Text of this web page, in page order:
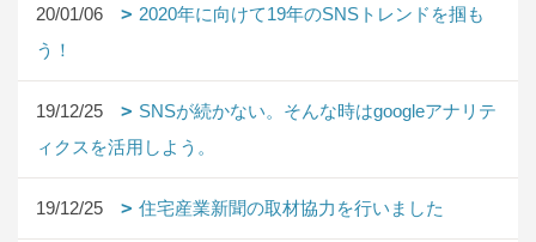
20/01/06
2020年に向けて19年のSNSトレンドを掴も
う！
19/12/25
SNSが続かない。そんな時はgoogleアナリテ
ィクスを活用しよう。
19/12/25 住宅産業新聞の取材協力を行いました